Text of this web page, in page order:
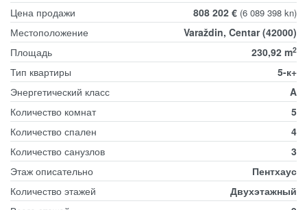
Цена продажи
808 202 € (6 089 398 kn)
Местоположение
Varaždin, Centar (42000)
Площадь
230,92 m2
Тип квартиры
5-к+
Энергетический класс
A
Количество комнат
5
Количество спален
4
Количество санузлов
3
Этаж описательно
Пентхаус
Количество этажей
Двухэтажный